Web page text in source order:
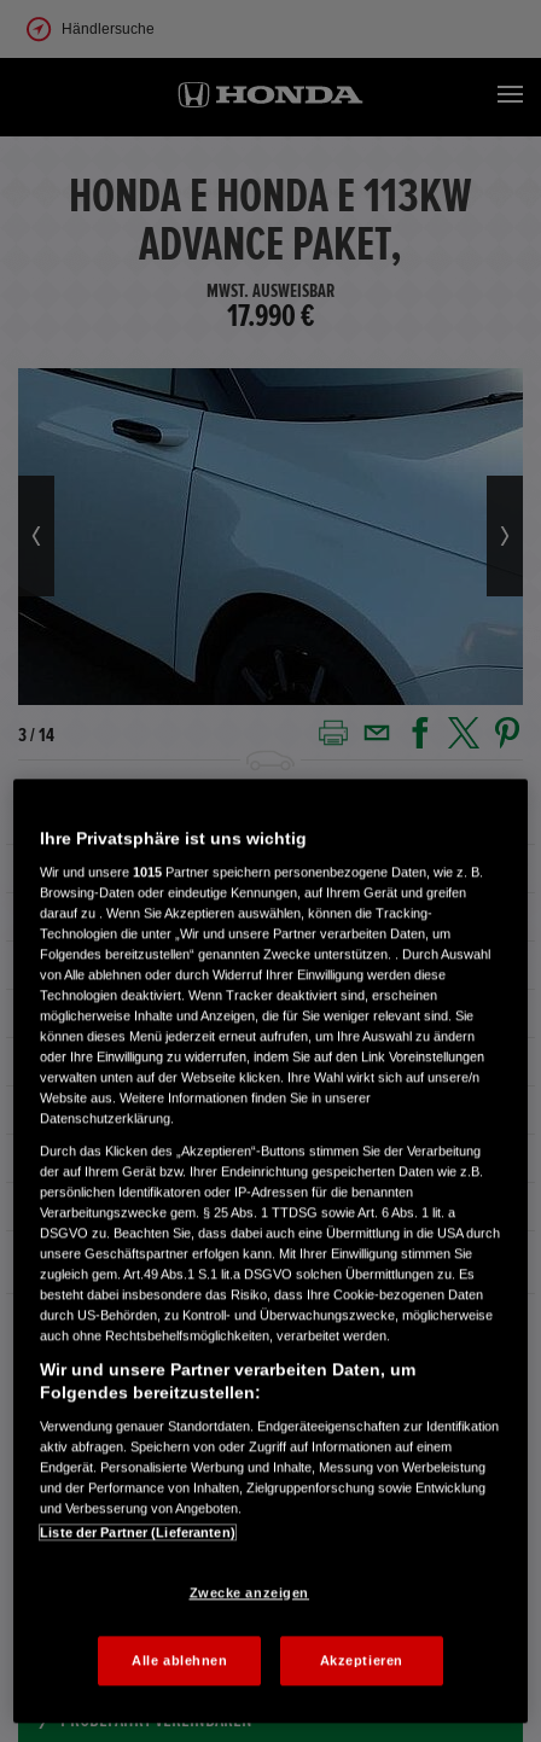
Händlersuche
HONDA E HONDA E 113KW
ADVANCE PAKET,
MWST. AUSWEISBAR
17.990 €
3 / 14
Kilometerstand 29.500 km
Kraftstoffart Elektro
Getriebe Automatik
Türen 4
Leistung 113 kW / 154 PS
Hubraum 0 cm³
Erstzulassung 11.2020
Bauart Limousine
Garantie
AUTOHAUS KLESSINGER GMBH
Hauptstraße 19
94163 Saldenburg / Hundsruck
RUFEN SIE UNS AN:
08504 / 93 2 93
Route planen
Händlerbestand anzeigen
E-MAIL-ANFRAGE
PROBEFAHRT VEREINBAREN
Ihre Privatsphäre ist uns wichtig
Wir und unsere1015 Partner speichern personenbezogene Daten, wie z. B.
Browsing-Daten oder eindeutige Kennungen, auf Ihrem Gerät und greifen
darauf zu . Wenn Sie Akzeptieren auswählen, können die Tracking-
Technologien die unter „Wir und unsere Partner verarbeiten Daten, um
Folgendes bereitzustellen“ genannten Zwecke unterstützen. . Durch Auswahl
von Alle ablehnen oder durch Widerruf Ihrer Einwilligung werden diese
Technologien deaktiviert. Wenn Tracker deaktiviert sind, erscheinen
möglicherweise Inhalte und Anzeigen, die für Sie weniger relevant sind. Sie
können dieses Menü jederzeit erneut aufrufen, um Ihre Auswahl zu ändern
oder Ihre Einwilligung zu widerrufen, indem Sie auf den Link Voreinstellungen
verwalten unten auf der Webseite klicken. Ihre Wahl wirkt sich auf unsere/n
Website aus. Weitere Informationen finden Sie in unserer
Datenschutzerklärung.
Durch das Klicken des „Akzeptieren“-Buttons stimmen Sie der Verarbeitung
der auf Ihrem Gerät bzw. Ihrer Endeinrichtung gespeicherten Daten wie z.B.
persönlichen Identifikatoren oder IP-Adressen für die benannten
Verarbeitungszwecke gem. § 25 Abs. 1 TTDSG sowie Art. 6 Abs. 1 lit. a
DSGVO zu. Beachten Sie, dass dabei auch eine Übermittlung in die USA durch
unsere Geschäftspartner erfolgen kann. Mit Ihrer Einwilligung stimmen Sie
zugleich gem. Art.49 Abs.1 S.1 lit.a DSGVO solchen Übermittlungen zu. Es
besteht dabei insbesondere das Risiko, dass Ihre Cookie-bezogenen Daten
durch US-Behörden, zu Kontroll- und Überwachungszwecke, möglicherweise
auch ohne Rechtsbehelfsmöglichkeiten, verarbeitet werden.
Wir und unsere Partner verarbeiten Daten, um
Folgendes bereitzustellen:
Verwendung genauer Standortdaten. Endgeräteeigenschaften zur Identifikation
aktiv abfragen. Speichern von oder Zugriff auf Informationen auf einem
Endgerät. Personalisierte Werbung und Inhalte, Messung von Werbeleistung
und der Performance von Inhalten, Zielgruppenforschung sowie Entwicklung
und Verbesserung von Angeboten.
Liste der Partner (Lieferanten)
Zwecke anzeigen
Alle ablehnen Akzeptieren